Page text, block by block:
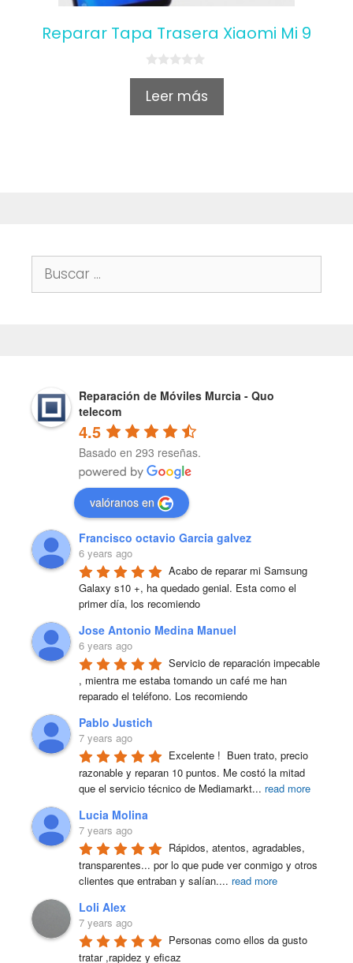
Reparar Tapa Trasera Xiaomi Mi 9
0
u
Leer más
Buscar:
Reparación de Móviles Murcia - Quo
telecom
4.5
Basado en 293 reseñas.
valóranos en
Francisco octavio Garcia galvez
6 years ago
Acabo de reparar mi Samsung
Galaxy s10 +, ha quedado genial. Esta como el
primer día, los recomiendo
Jose Antonio Medina Manuel
6 years ago
Servicio de reparación impecable
, mientra me estaba tomando un café me han
reparado el teléfono. Los recomiendo
Pablo Justich
7 years ago
Excelente !  Buen trato, precio
razonable y reparan 10 puntos. Me costó la mitad
que el servicio técnico de Mediamarkt... read more
Lucia Molina
7 years ago
Rápidos, atentos, agradables,
transparentes... por lo que pude ver conmigo y otros
clientes que entraban y salían.... read more
Loli Alex
7 years ago
Personas como ellos da gusto
tratar ,rapidez y eficaz